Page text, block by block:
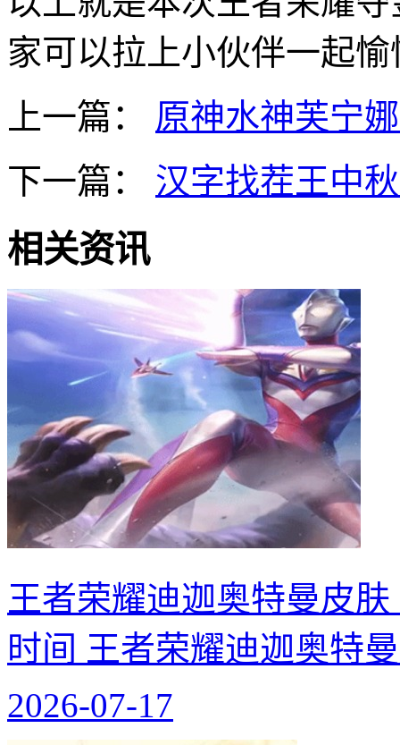
家可以拉上小伙伴一起
上一篇：
原神水神芙宁
下一篇：
汉字找茬王中
相关资讯
王者荣耀迪迦奥特曼皮
时间 王者荣耀迪迦奥特
2026-07-17